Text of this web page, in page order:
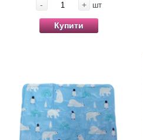
- + шт
Купити